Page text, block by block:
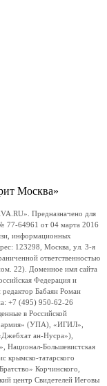
Москва»
Предназначено для
77-64961 от 04 марта 2016
информационных
123298, Москва, ул. 3-я
ответственностью
22). Доменное имя сайта
Федерация и
Бабаян Роман
+7 (495) 950-62-26
в Российской
армия» (УПА), «ИГИЛ»,
ан-Нусра»),
Национал-Большевистская
татарского
Корчинского,
центр Свидетелей Иеговы